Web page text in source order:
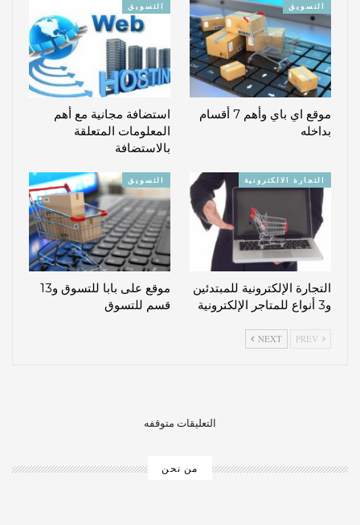
التسويق
موقع اي باي وأهم 7 أقسام
بداخله
التسويق
استضافة مجانية مع أهم
المعلومات المتعلقة
بالاستضافة
التجارة الالكترونية
التجارة الإلكترونية للمبتدئين
و3 أنواع للمتاجر الإلكترونية
التسويق
موقع على بابا للتسوق و13
قسم للتسوق
NEXT
التعليقات متوقفه
من نحن